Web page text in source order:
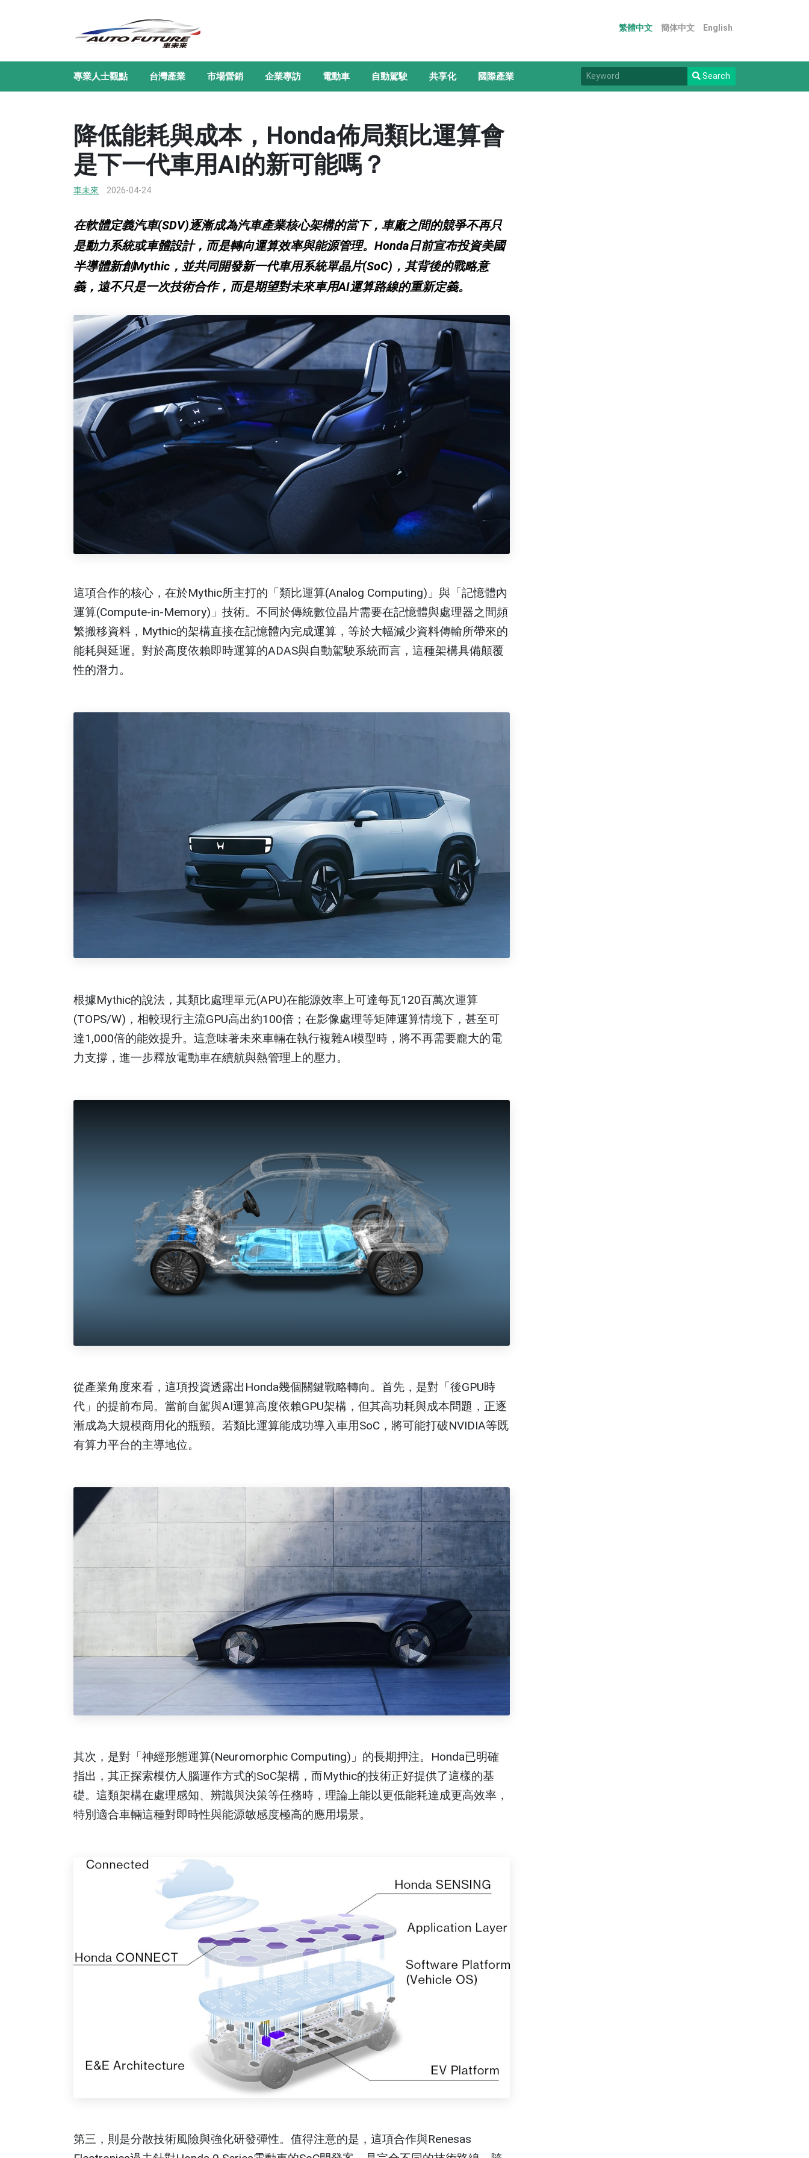
繁體中文 簡体中文 English
專業人士觀點 台灣產業 市場營銷 企業專訪 電動車 自動駕駛 共享化 國際產業 Search
降低能耗與成本，Honda佈局類比運算會
是下一代車用AI的新可能嗎？
車未來 2026-04-24
在軟體定義汽車(SDV)逐漸成為汽車產業核心架構的當下，車廠之間的競爭不再只
是動力系統或車體設計，而是轉向運算效率與能源管理。Honda日前宣布投資美國
半導體新創Mythic，並共同開發新一代車用系統單晶片(SoC)，其背後的戰略意
義，遠不只是一次技術合作，而是期望對未來車用AI運算路線的重新定義。
這項合作的核心，在於Mythic所主打的「類比運算(Analog Computing)」與「記憶體內
運算(Compute-in-Memory)」技術。不同於傳統數位晶片需要在記憶體與處理器之間頻
繁搬移資料，Mythic的架構直接在記憶體內完成運算，等於大幅減少資料傳輸所帶來的
能耗與延遲。對於高度依賴即時運算的ADAS與自動駕駛系統而言，這種架構具備顛覆
性的潛力。
根據Mythic的說法，其類比處理單元(APU)在能源效率上可達每瓦120百萬次運算
(TOPS/W)，相較現行主流GPU高出約100倍；在影像處理等矩陣運算情境下，甚至可
達1,000倍的能效提升。這意味著未來車輛在執行複雜AI模型時，將不再需要龐大的電
力支撐，進一步釋放電動車在續航與熱管理上的壓力。
從產業角度來看，這項投資透露出Honda幾個關鍵戰略轉向。首先，是對「後GPU時
代」的提前布局。當前自駕與AI運算高度依賴GPU架構，但其高功耗與成本問題，正逐
漸成為大規模商用化的瓶頸。若類比運算能成功導入車用SoC，將可能打破NVIDIA等既
有算力平台的主導地位。
其次，是對「神經形態運算(Neuromorphic Computing)」的長期押注。Honda已明確
指出，其正探索模仿人腦運作方式的SoC架構，而Mythic的技術正好提供了這樣的基
礎。這類架構在處理感知、辨識與決策等任務時，理論上能以更低能耗達成更高效率，
特別適合車輛這種對即時性與能源敏感度極高的應用場景。
第三，則是分散技術風險與強化研發彈性。值得注意的是，這項合作與Renesas